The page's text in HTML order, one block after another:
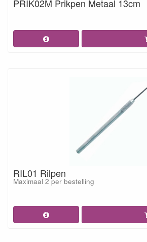
PRIK02M Prikpen Metaal 13cm
RIL01 Rilpen
Maximaal 2 per bestelling